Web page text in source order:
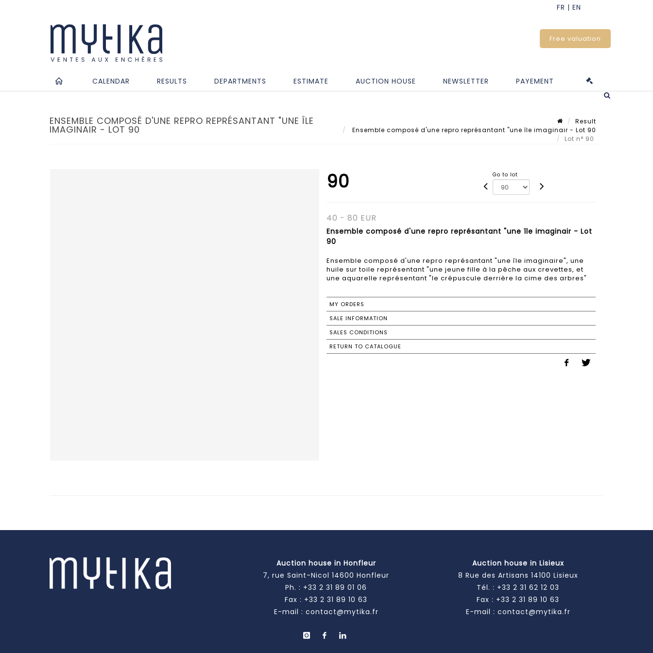
Free valuation
CALENDAR RESULTS DEPARTMENTS ESTIMATE AUCTION HOUSE NEWSLETTER PAYEMENT
ENSEMBLE COMPOSÉ D'UNE REPRO REPRÉSANTANT "UNE ÎLE
IMAGINAIR - LOT 90
Result
Ensemble composé d'une repro représantant "une île imaginair - Lot 90
Lot n° 90
90 Go to lot
40 - 80 EUR
Ensemble composé d'une repro représantant "une île imaginair - Lot
90
Ensemble composé d'une repro représantant "une île imaginaire", une
huile sur toile représentant "une jeune fille à la pêche aux crevettes, et
une aquarelle représentant "le crépuscule derrière la cime des arbres"
MY ORDERS
SALE INFORMATION
SALES CONDITIONS
RETURN TO CATALOGUE
Auction house in Honfleur
7, rue Saint-Nicol 14600 Honfleur
Ph. : +33 2 31 89 01 06
Fax : +33 2 31 89 10 63
E-mail : contact@mytika.fr
Auction house in Lisieux
8 Rue des Artisans 14100 Lisieux
Tél. : +33 2 31 62 12 03
Fax : +33 2 31 89 10 63
E-mail : contact@mytika.fr